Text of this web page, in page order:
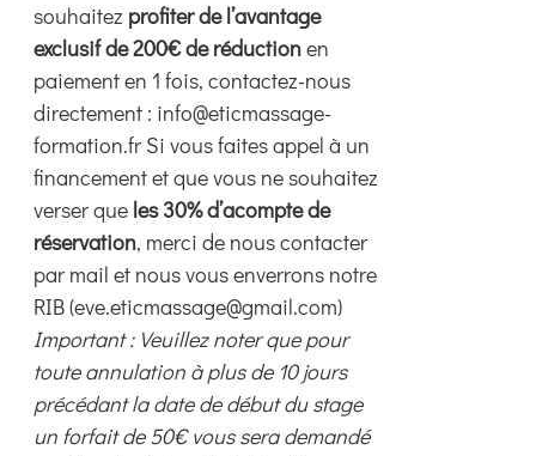
souhaitez profiter de l’avantage
exclusif de 200€ de réductionen
paiement en 1 fois, contactez-nous
directement : info@eticmassage-
formation.fr Si vous faites appel à un
financement et que vous ne souhaitez
verser que les 30% d’acompte de
réservation, merci de nous contacter
par mail et nous vous enverrons notre
RIB (eve.eticmassage@gmail.com)
Important : Veuillez noter que pour
toute annulation à plus de 10 jours
précédant la date de début du stage
un forfait de 50€ vous sera demandé